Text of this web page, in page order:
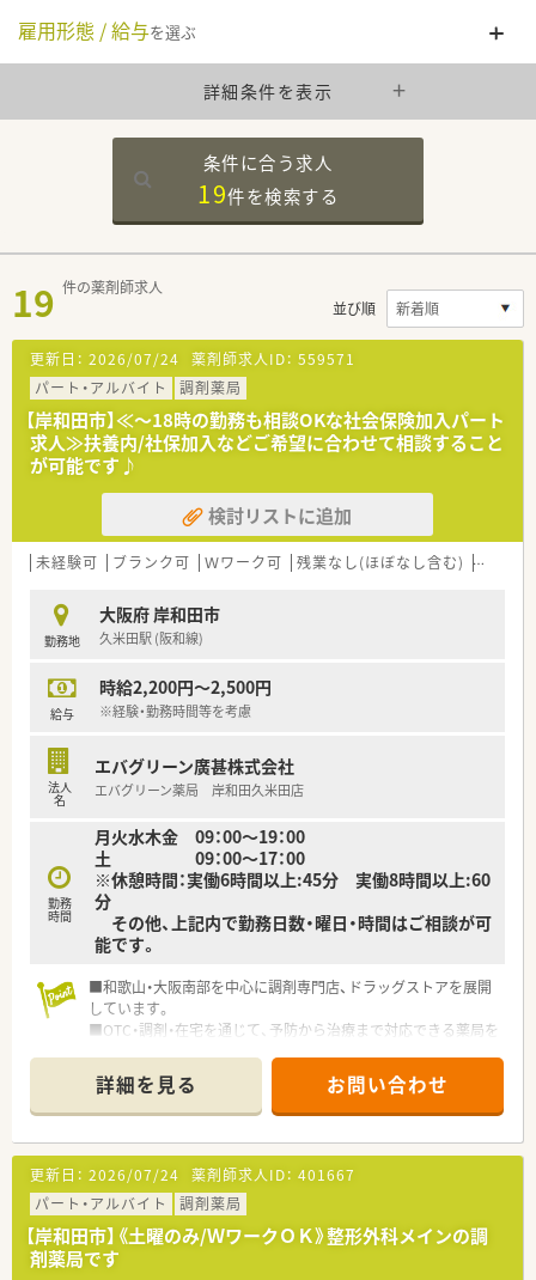
雇用形態 / 給与を選ぶ
詳細条件を表示
条件に合う求人
19件を検索する
19 件の薬剤師求人
並び順
更新日： 2026/07/24 薬剤師求人ID： 559571
パート・アルバイト
調剤薬局
【岸和田市】≪～18時の勤務も相談OKな社会保険加入パート
求人≫扶養内/社保加入などご希望に合わせて相談すること
が可能です♪
検討リストに追加
未経験可 ブランク可 Ｗワーク可 残業なし(ほぼなし含む) 車通勤
勤務地
大阪府 岸和田市
久米田駅 (阪和線)
給与
時給2,200円～2,500円
※経験・勤務時間等を考慮
法人
名
エバグリーン廣甚株式会社
エバグリーン薬局 岸和田久米田店
勤務
時間
月火水木金 09：00～19：00
土 09：00～17：00
※休憩時間：実働6時間以上:45分 実働8時間以上:60
分
その他、上記内で勤務日数・曜日・時間はご相談が可
能です。
■和歌山・大阪南部を中心に調剤専門店、ドラッグストアを展開
しています。
■OTC・調剤・在宅を通じて、予防から治療まで対応できる薬局を
■今後はドラッグ併設薬局を増やしていく予定です。
詳細を見る お問い合わせ
更新日： 2026/07/24 薬剤師求人ID： 401667
パート・アルバイト
調剤薬局
【岸和田市】《土曜のみ/ＷワークＯＫ》整形外科メインの調
剤薬局です